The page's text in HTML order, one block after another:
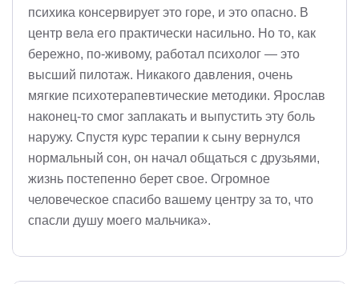
психика консервирует это горе, и это опасно. В
центр вела его практически насильно. Но то, как
бережно, по-живому, работал психолог — это
высший пилотаж. Никакого давления, очень
мягкие психотерапевтические методики. Ярослав
наконец-то смог заплакать и выпустить эту боль
наружу. Спустя курс терапии к сыну вернулся
нормальный сон, он начал общаться с друзьями,
жизнь постепенно берет свое. Огромное
человеческое спасибо вашему центру за то, что
спасли душу моего мальчика».